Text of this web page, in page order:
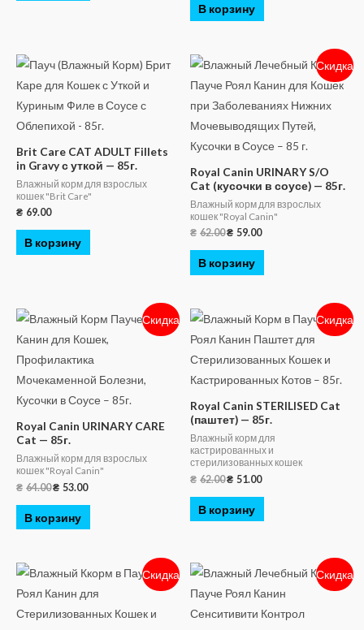
В корзину
Brit Care CAT ADULT Fillets
in Gravy с уткой — 85г.
Влажный корм для взрослых
кошек "Brit Care"
₴ 69.00
В корзину
Скидка
Royal Canin URINARY S/O
Cat (кусочки в соусе) — 85г.
Влажный корм для взрослых
кошек "Royal Canin"
₴ 62.00₴ 59.00
В корзину
Скидка
Royal Canin URINARY CARE
Cat — 85г.
Влажный корм для взрослых
кошек "Royal Canin"
₴ 64.00₴ 53.00
В корзину
Скидка
Royal Canin STERILISED Cat
(паштет) — 85г.
Влажный корм для
кастрированных и
стерилизованных кошек
₴ 62.00₴ 51.00
В корзину
Скидка Скидка